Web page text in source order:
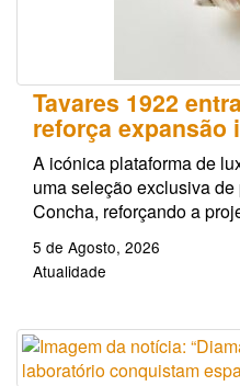
Tavares 1922
reforça expansão
A icónica plataforma de
uma seleção exclusiva
Concha, reforçando a
5 de Agosto, 2026
Atualidade